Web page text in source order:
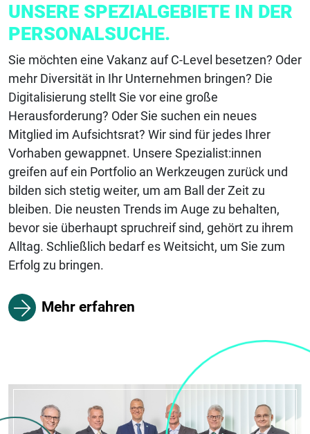
UNSERE SPEZIALGEBIETE IN DER
PERSONALSUCHE.
Sie möchten eine Vakanz auf C-Level besetzen? Oder
mehr Diversität in Ihr Unternehmen bringen? Die
Digitalisierung stellt Sie vor eine große
Herausforderung? Oder Sie suchen ein neues
Mitglied im Aufsichtsrat? Wir sind für jedes Ihrer
Vorhaben gewappnet. Unsere Spezialist:innen
greifen auf ein Portfolio an Werkzeugen zurück und
bilden sich stetig weiter, um am Ball der Zeit zu
bleiben. Die neusten Trends im Auge zu behalten,
bevor sie überhaupt spruchreif sind, gehört zu ihrem
Alltag. Schließlich bedarf es Weitsicht, um Sie zum
Erfolg zu bringen.
Mehr erfahren